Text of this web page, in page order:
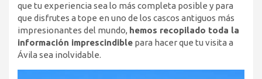
que tu experiencia sea lo más completa posible y para
que disfrutes a tope en uno de los cascos antiguos más
impresionantes del mundo, hemos recopilado toda la
información imprescindible para hacer que tu visita a
Ávila sea inolvidable.